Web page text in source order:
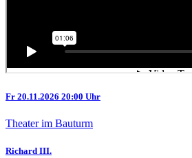
Fr 20.11.2026 20:00 Uhr
Theater im Bauturm
Richard III.